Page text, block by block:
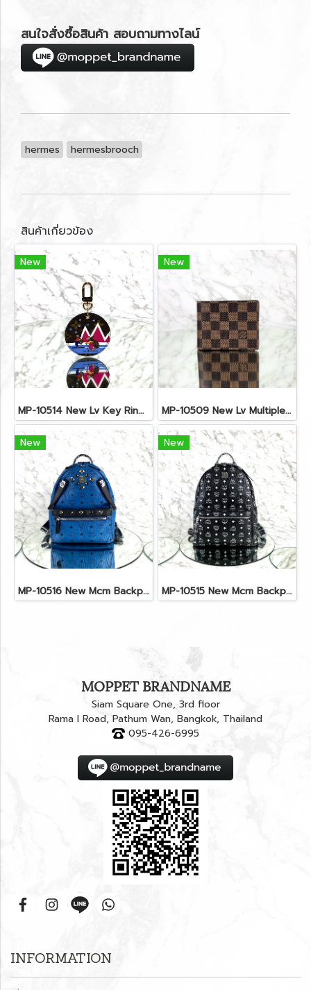
สนใจสั่งซื้อสินค้า สอบถามทางไลน์
hermes hermesbrooch
สินค้าเกี่ยวข้อง
New
MP-10514 New Lv Key Ring Chrismas 2018 Monogram Ghw
New
MP-10509 New Lv Multiple Men Wallet Damier
New
MP-10516 New Mcm Backpack Small Blue/Black Shw
New
MP-10515 New Mcm Backpack Size M Black Shw
MOPPET BRANDNAME
Siam Square One, 3rd floor
Rama I Road, Pathum Wan, Bangkok, Thailand
095-426-6995
INFORMATION